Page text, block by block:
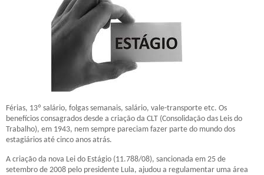
Férias, 13º salário, folgas semanais, salário, vale-transporte etc. Os
benefícios consagrados desde a criação da CLT (Consolidação das Leis do
Trabalho), em 1943, nem sempre pareciam fazer parte do mundo dos
estagiários até cinco anos atrás.
A criação da nova Lei do Estágio (11.788/08), sancionada em 25 de
setembro de 2008 pelo presidente Lula, ajudou a regulamentar uma área